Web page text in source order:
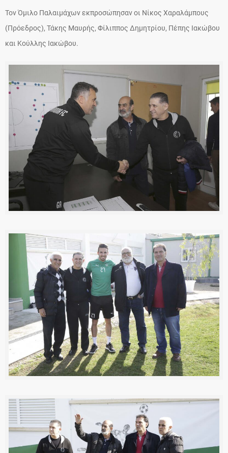
Τον Όμιλο Παλαιμάχων εκπροσώπησαν οι Νίκος Χαραλάμπους
(Πρόεδρος), Τάκης Μαυρής, Φίλιππος Δημητρίου, Πέπης Ιακώβου
και Κούλλης Ιακώβου.